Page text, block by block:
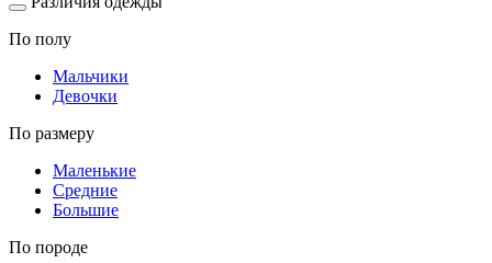
По полу
Мальчики
Девочки
По размеру
Маленькие
Средние
Большие
По породе